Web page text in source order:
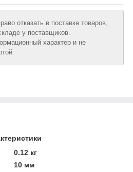
отказать в поставке товаров,
у поставщиков.
характер и не
0.12 кг
10 мм